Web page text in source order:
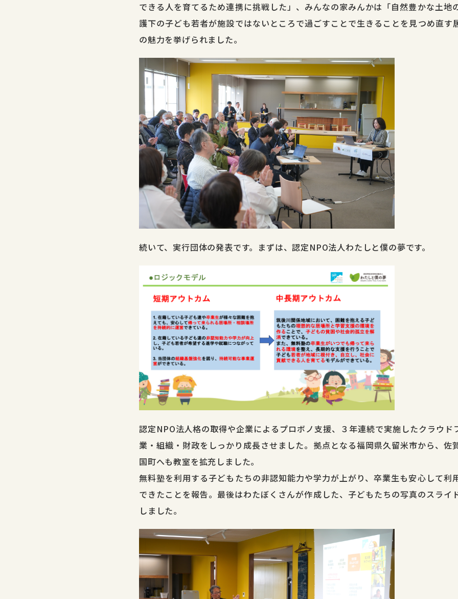
できる人を育てるため連携に挑戦した」、みんなの家みんかは「自然豊かな土地
護下の子ども若者が施設ではないところで過ごすことで生きることを見つめ直す
の魅力を挙げられました。
続いて、実行団体の発表です。まずは、認定NPO法人わたしと僕の夢です。
認定NPO法人格の取得や企業によるプロボノ支援、３年連続で実施したクラウド
業・組織・財政をしっかり成長させました。拠点となる福岡県久留米市から、佐
国町へも教室を拡充しました。
無料塾を利用する子どもたちの非認知能力や学力が上がり、卒業生も安心して利
できたことを報告。最後はわたぼくさんが作成した、子どもたちの写真のスライ
しました。